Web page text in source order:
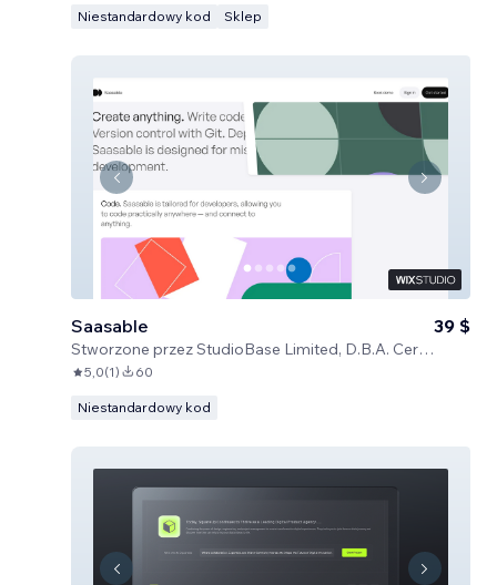
Niestandardowy kod Sklep
Saasable
Stworzone przezStudioBase Limited, D.B.A. Certified Code
39 $
5,0(1) 60
Niestandardowy kod